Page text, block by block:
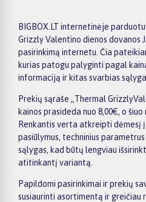
BIGBOX.LT internetinėje
Grizzly Valentino dienos dovanos
pasirinkimą internetu. Čia
kurias patogu palyginti pagal
informaciją ir kitas svarbias
Prekių sąraše „Thermal
kainos prasideda nuo 8,00€, o
Renkantis verta atkreipti dėmesį
pasiūlymus, techninius
sąlygas, kad būtų lengviau
atitinkantį variantą.
Papildomi pasirinkimai ir prekių
susiaurinti asortimentą ir greičiau